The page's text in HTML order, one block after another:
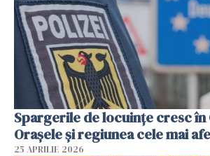
Spargerile de locuințe cresc în
Orașele și regiunea cele mai
25 APRILIE 2026